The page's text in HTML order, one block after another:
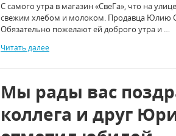
С самого утра в магазин «СвеГа», что на
свежим хлебом и молоком. Продавца Юлию
Обязательно пожелают ей доброго утра и …
Читать далее
Мы рады вас
коллега и друг